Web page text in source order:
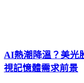
AI熱潮降溫？美光
視記憶體需求前景